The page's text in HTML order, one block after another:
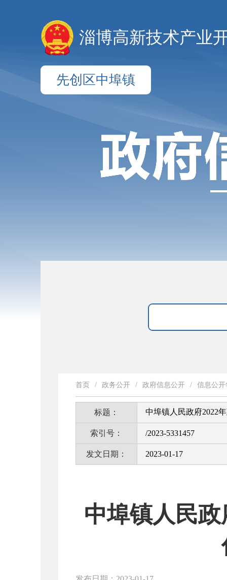
淄博高新技术产业
先创区中埠镇
首页 / 政务公开 / 政府信息公开 / 信息公
标题： 中埠镇人民政府2022
索引号： /2023-5331457
发文日期： 2023-01-17
中埠镇人民